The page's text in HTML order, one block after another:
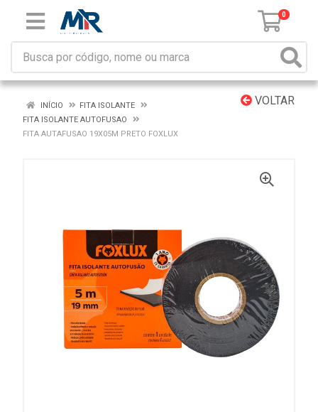
0
VOLTAR
INÍCIO
FITA ISOLANTE
FITA ISOLANTE AUTOFUSAO
FITA AUTAFUSAO 19X05M PRETO FOXLUX